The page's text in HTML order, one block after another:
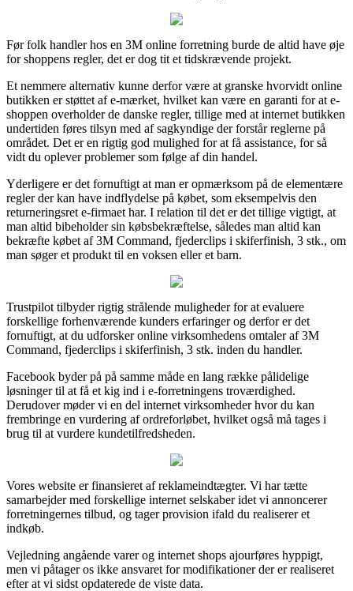
Før folk handler hos en 3M online forretning burde de altid have øje
for shoppens regler, det er dog tit et tidskrævende projekt.
Et nemmere alternativ kunne derfor være at granske hvorvidt online
butikken er støttet af e-mærket, hvilket kan være en garanti for at e-
shoppen overholder de danske regler, tillige med at internet butikken
undertiden føres tilsyn med af sagkyndige der forstår reglerne på
området. Det er en rigtig god mulighed for at få assistance, for så
vidt du oplever problemer som følge af din handel.
Yderligere er det fornuftigt at man er opmærksom på de elementære
regler der kan have indflydelse på købet, som eksempelvis den
returneringsret e-firmaet har. I relation til det er det tillige vigtigt, at
man altid bibeholder sin købsbekræftelse, således man altid kan
bekræfte købet af 3M Command, fjederclips i skiferfinish, 3 stk., om
man søger et produkt til en voksen eller et barn.
Trustpilot tilbyder rigtig strålende muligheder for at evaluere
forskellige forhenværende kunders erfaringer og derfor er det
fornuftigt, at du udforsker online virksomhedens omtaler af 3M
Command, fjederclips i skiferfinish, 3 stk. inden du handler.
Facebook byder på på samme måde en lang række pålidelige
løsninger til at få et kig ind i e-forretningens troværdighed.
Derudover møder vi en del internet virksomheder hvor du kan
frembringe en vurdering af ordreforløbet, hvilket også må tages i
brug til at vurdere kundetilfredsheden.
Vores website er finansieret af reklameindtægter. Vi har tætte
samarbejder med forskellige internet selskaber idet vi annoncerer
forretningernes tilbud, og tager provision ifald du realiserer et
indkøb.
Vejledning angående varer og internet shops ajourføres hyppigt,
men vi påtager os ikke ansvaret for modifikationer der er realiseret
efter at vi sidst opdaterede de viste data.